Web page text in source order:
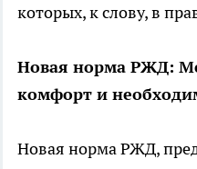
которых, к слову, в
Новая норма РЖД:
комфорт и
Новая норма РЖД,